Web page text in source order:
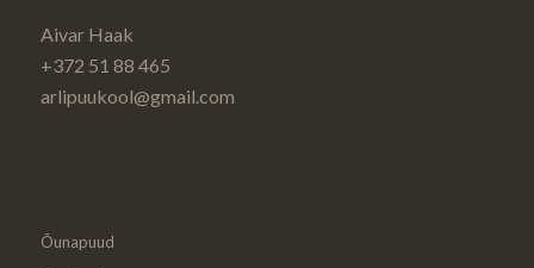
Aivar Haak
+372 51 88 465
arlipuukool@gmail.com
Õunapuud